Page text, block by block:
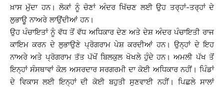
ਖ਼ਾਸ ਮੁੱਦਾ ਹਨ। ਲੋਕਾਂ ਨੂੰ ਚੋਣਾਂ ਅੰਦਰ ਖਿੱਚਣ ਲਈ ਉਹ ਤਰ੍ਹਾਂ-ਤਰ੍ਹਾਂ ਦੇ
ਲੁਭਾਊ ਨਾਅਰੇ ਲਾਉਂਦੀਆਂ ਹਨ।
ਉਹ ਪੰਚਾਇਤਾਂ ਨੂੰ ਵੱਧ ਤੋਂ ਵੱਧ ਅਧਿਕਾਰ ਦੇਣ ਅਤੇ ਦੇਸ਼ ਅੰਦਰ ਪੰਚਾਇਤੀ ਰਾਜ
ਕਾਇਮ ਕਰਨ ਦੇ ਲੁਭਾਉਣੇ ਪ੍ਰੋਗਰਾਮ ਪੇਸ਼ ਕਰਦੀਆਂ ਹਨ। ਉਨ੍ਹਾਂ ਦੇ ਇਹ
ਨਾਅਰੇ ਅਤੇ ਪ੍ਰੋਗਰਾਮ ਤੱਤ ਪੱਖੋਂ ਬਿਲਕੁਲ ਖੋਖਲੇ ਹੁੰਦੇ ਹਨ। ਅਮਲੀ ਪੱਖ ਤੋਂ
ਇਨ੍ਹਾਂ ਸੰਸਥਾਵਾਂ ਕੋਲ਼ ਅਸਰਦਾਰ ਸਰਗਰਮੀ ਦਾ ਕੋਈ ਅਧਿਕਾਰ ਨਹੀਂ। ਪਿੰਡਾਂ
ਦੇ ਵਿਕਾਸ ਲਈ ਇਨ੍ਹਾਂ ਦੀ ਕੋਈ ਬਹੁਤੀ ਸੁਣਵਾਈ ਨਹੀਂ। ਪਿਛਲੇ ਸਾਲਾਂ